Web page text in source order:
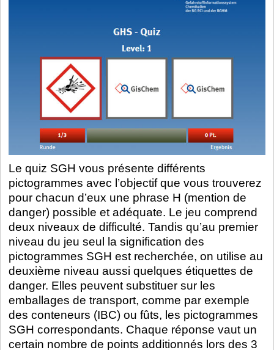
Le quiz SGH vous présente différents
pictogrammes avec l’objectif que vous trouverez
pour chacun d’eux une phrase H (mention de
danger) possible et adéquate. Le jeu comprend
deux niveaux de difficulté. Tandis qu’au premier
niveau du jeu seul la signification des
pictogrammes SGH est recherchée, on utilise au
deuxième niveau aussi quelques étiquettes de
danger. Elles peuvent substituer sur les
emballages de transport, comme par exemple
des conteneurs (IBC) ou fûts, les pictogrammes
SGH correspondants. Chaque réponse vaut un
certain nombre de points additionnés lors des 3